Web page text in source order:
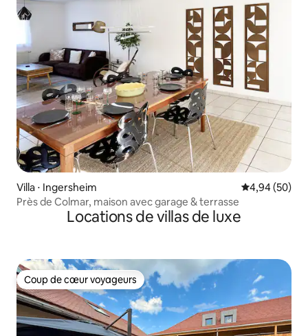
Villa ⋅ Ingersheim Évaluation
4,94 (50)
Près de Colmar, maison avec garage & terrasse
Locations de villas de luxe
Coup de cœur voyageurs
Coup de cœur voyageurs